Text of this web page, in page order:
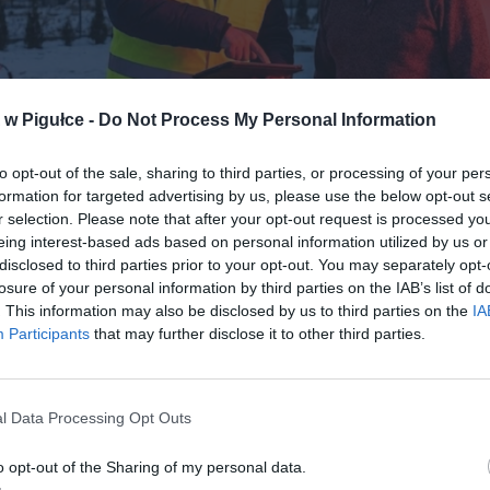
Pigułce - Do Not Process My Personal Information
opt-out of the sale, sharing to third parties, or processing of your
for targeted advertising by us, please use the below opt-out
selection. Please note that after your opt-out request is processed
interest-based ads based on personal information utilized by us
to third parties prior to your opt-out. You may separately
of your personal information by third parties on the IAB’s list of
This information may also be disclosed by us to third parties on the
Participants that may further disclose it to other third parties.
Data Processing Opt Outs
opt-out of the Sharing of my personal data.
Fot. Warszawa w Pigułce
domów jednorodzinnych, którzy nie mają możliwości
znaleźli się pod lupą. Gminy w całej Polsce są obecnie
do prowadzenia ścisłej ewidencji zbiorników bezodpływowych
oczyszczalni ścieków. Presja jest ogromna, ponieważ
egzekwować prawo od mieszkańców. Skończył się czas